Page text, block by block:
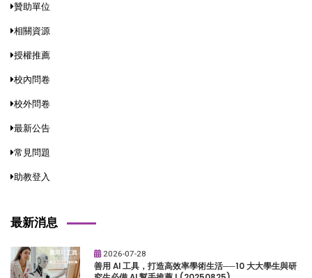
贊助單位
相關資源
授權推薦
校內問卷
校外問卷
最新公告
常見問題
助教登入
最新消息
2026-07-28
善用 AI 工具，打造高效率學術生活──10 大大學生與研